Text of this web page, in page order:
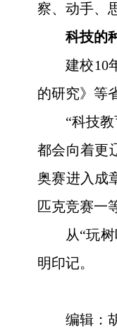
察、动手、
科技的
建校10
的研究》等
“科技
都会向着更
奥赛进入成
匹克竞赛一
从“玩
明印记。
编辑：